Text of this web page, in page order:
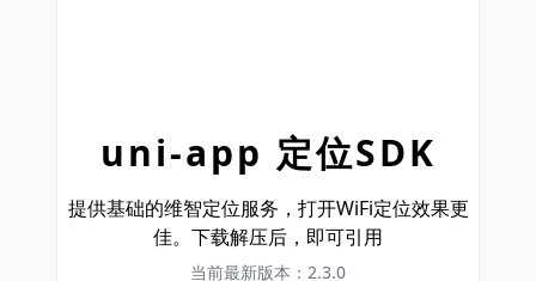
uni-app 定位SDK
提供基础的维智定位服务，打开WiFi定位效果更
佳。下载解压后，即可引用
当前最新版本：2.3.0